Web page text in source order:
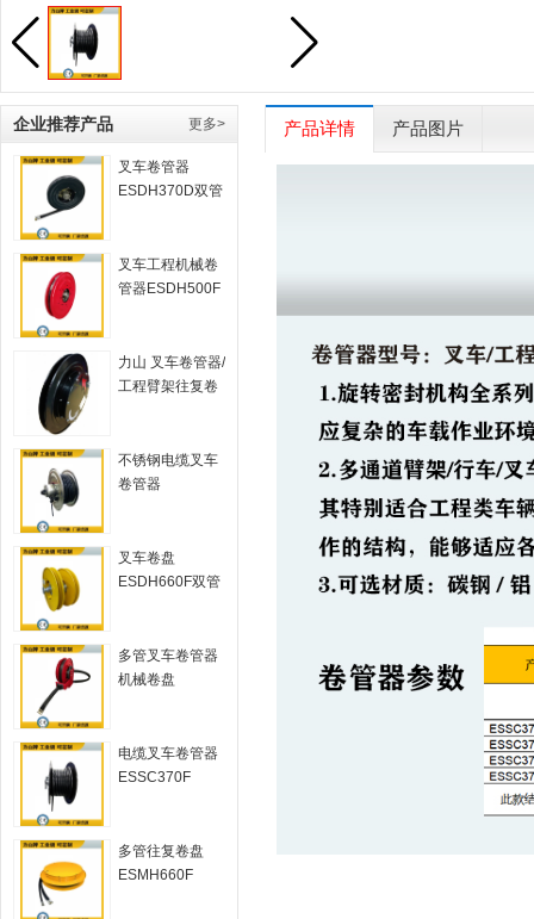
企业推荐产品 更多>
叉车卷管器
ESDH370D双管
叉车工程机械卷
管器ESDH500F
力山 叉车卷管器/
工程臂架往复卷
不锈钢电缆叉车
卷管器
叉车卷盘
ESDH660F双管
多管叉车卷管器
机械卷盘
电缆叉车卷管器
ESSC370F
多管往复卷盘
ESMH660F
产品详情 产品图片